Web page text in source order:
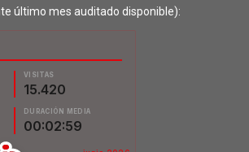
último mes auditado disponible):